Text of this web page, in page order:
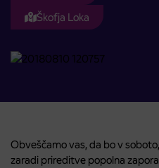
Škofja Loka
Obveščamo vas, da bo v
zaradi prireditve popolna